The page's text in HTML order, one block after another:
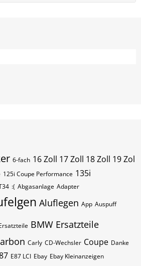
6-fach 16 Zoll 17 Zoll 18 Zoll 19 Zol
125i Coupe Performance 135i
:( Abgasanlage Adapter
Aluflegen App Auspuff
BMW Ersatzteile
Carly CD-Wechsler Coupe Danke
E87 LCI Ebay Ebay Kleinanzeigen